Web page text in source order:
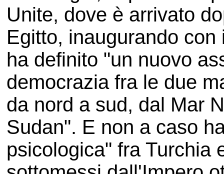
Unite, dove è arrivato
Egitto, inaugurando
ha definito "un nuovo
democrazia fra le due
da nord a sud, dal Mar
Sudan". E non a caso
psicologica" fra Turchia